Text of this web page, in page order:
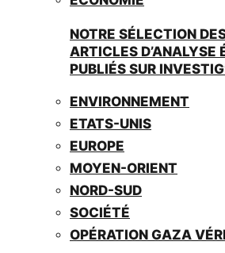
NOTRE SÉLECTION
ARTICLES D’ANALYSE
PUBLIÉS SUR
ENVIRONNEMENT
ETATS-UNIS
EUROPE
MOYEN-ORIENT
NORD-SUD
SOCIÉTÉ
OPÉRATION GAZA